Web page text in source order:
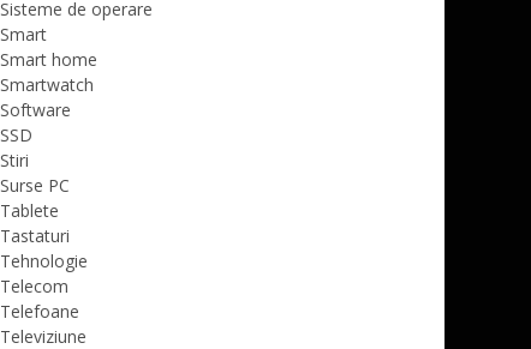
Sisteme de operare
Smart
Smart home
Smartwatch
Software
SSD
Stiri
Surse PC
Tablete
Tastaturi
Tehnologie
Telecom
Telefoane
Televiziune